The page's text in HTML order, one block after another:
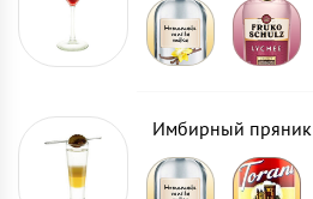
Имбирный пряник